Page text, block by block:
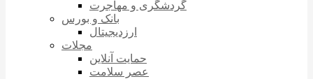
گردشگری و مهاجرت
بانک و بورس
ارزدیجیتال
مجلات
حمایت آنلاین
عصر سلامت